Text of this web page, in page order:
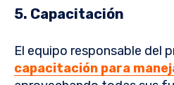
5. Capacitación
El equipo responsable del
capacitación para